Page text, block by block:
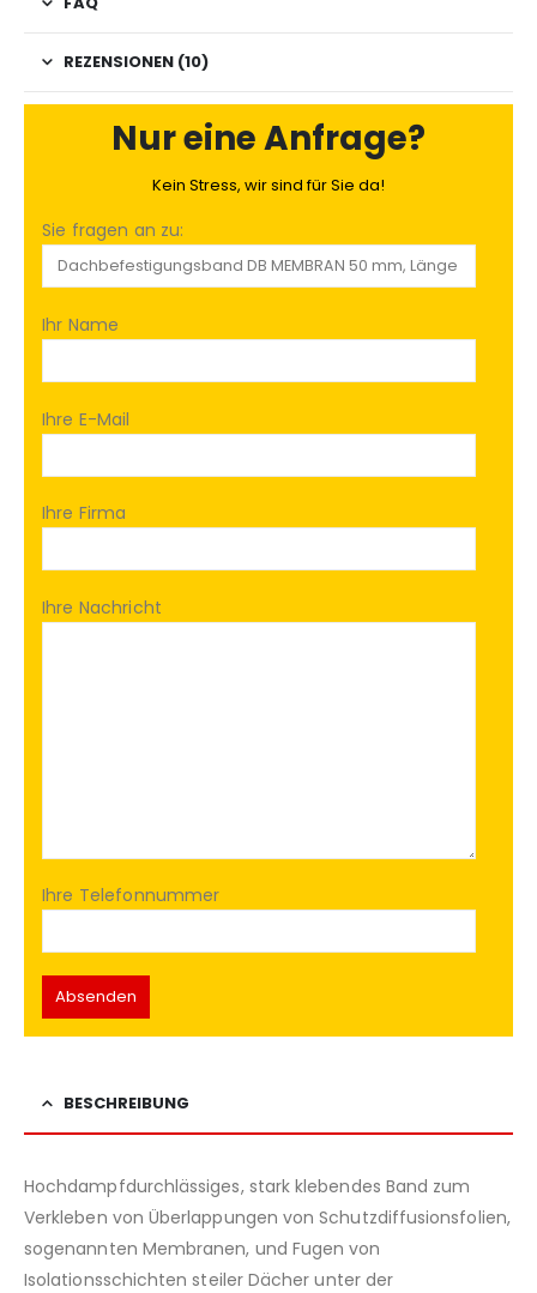
REZENSIONEN (10)
Nur eine Anfrage?
Kein Stress, wir sind für Sie da!
Sie fragen an zu:
Ihr Name
Ihre E-Mail
Ihre Firma
Ihre Nachricht
Ihre Telefonnummer
BESCHREIBUNG
Hochdampfdurchlässiges, stark klebendes Band zum
Verkleben von Überlappungen von Schutzdiffusionsfolien,
sogenannten Membranen, und Fugen von
Isolationsschichten steiler Dächer unter der